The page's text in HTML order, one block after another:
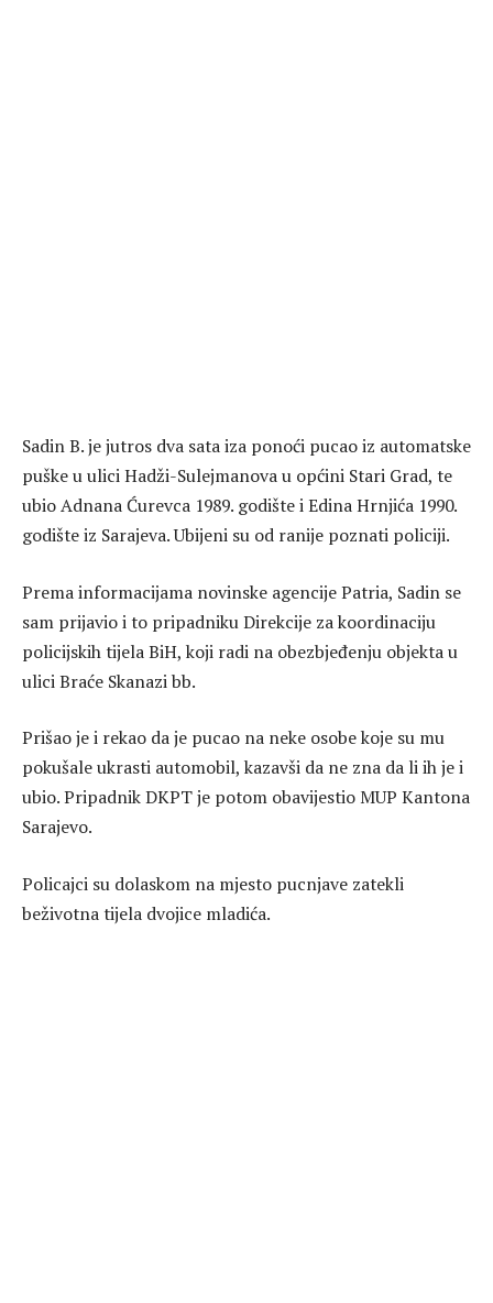
Sadin B. je jutros dva sata iza ponoći pucao iz automatske
puške u ulici Hadži-Sulejmanova u općini Stari Grad, te
ubio Adnana Ćurevca 1989. godište i Edina Hrnjića 1990.
godište iz Sarajeva. Ubijeni su od ranije poznati policiji.
Prema informacijama novinske agencije Patria, Sadin se
sam prijavio i to pripadniku Direkcije za koordinaciju
policijskih tijela BiH, koji radi na obezbjeđenju objekta u
ulici Braće Skanazi bb.
Prišao je i rekao da je pucao na neke osobe koje su mu
pokušale ukrasti automobil, kazavši da ne zna da li ih je i
ubio. Pripadnik DKPT je potom obavijestio MUP Kantona
Sarajevo.
Policajci su dolaskom na mjesto pucnjave zatekli
beživotna tijela dvojice mladića.